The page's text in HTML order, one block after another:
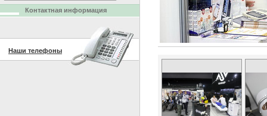
Контактная информация
Наши телефоны